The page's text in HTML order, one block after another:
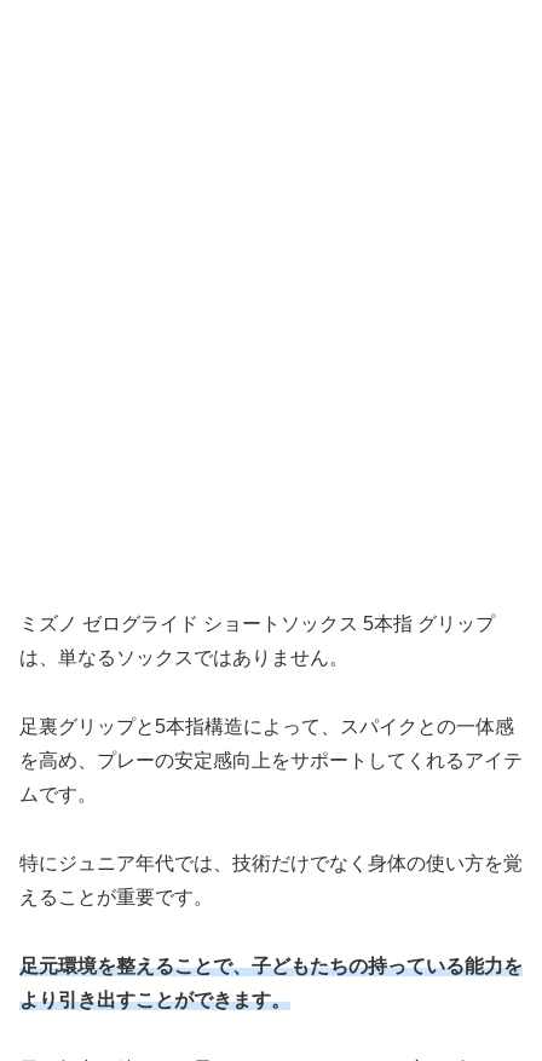
ミズノ ゼログライド ショートソックス 5本指 グリップ
は、単なるソックスではありません。
足裏グリップと5本指構造によって、スパイクとの一体感
を高め、プレーの安定感向上をサポートしてくれるアイテ
ムです。
特にジュニア年代では、技術だけでなく身体の使い方を覚
えることが重要です。
足元環境を整えることで、子どもたちの持っている能力を
より引き出すことができます。